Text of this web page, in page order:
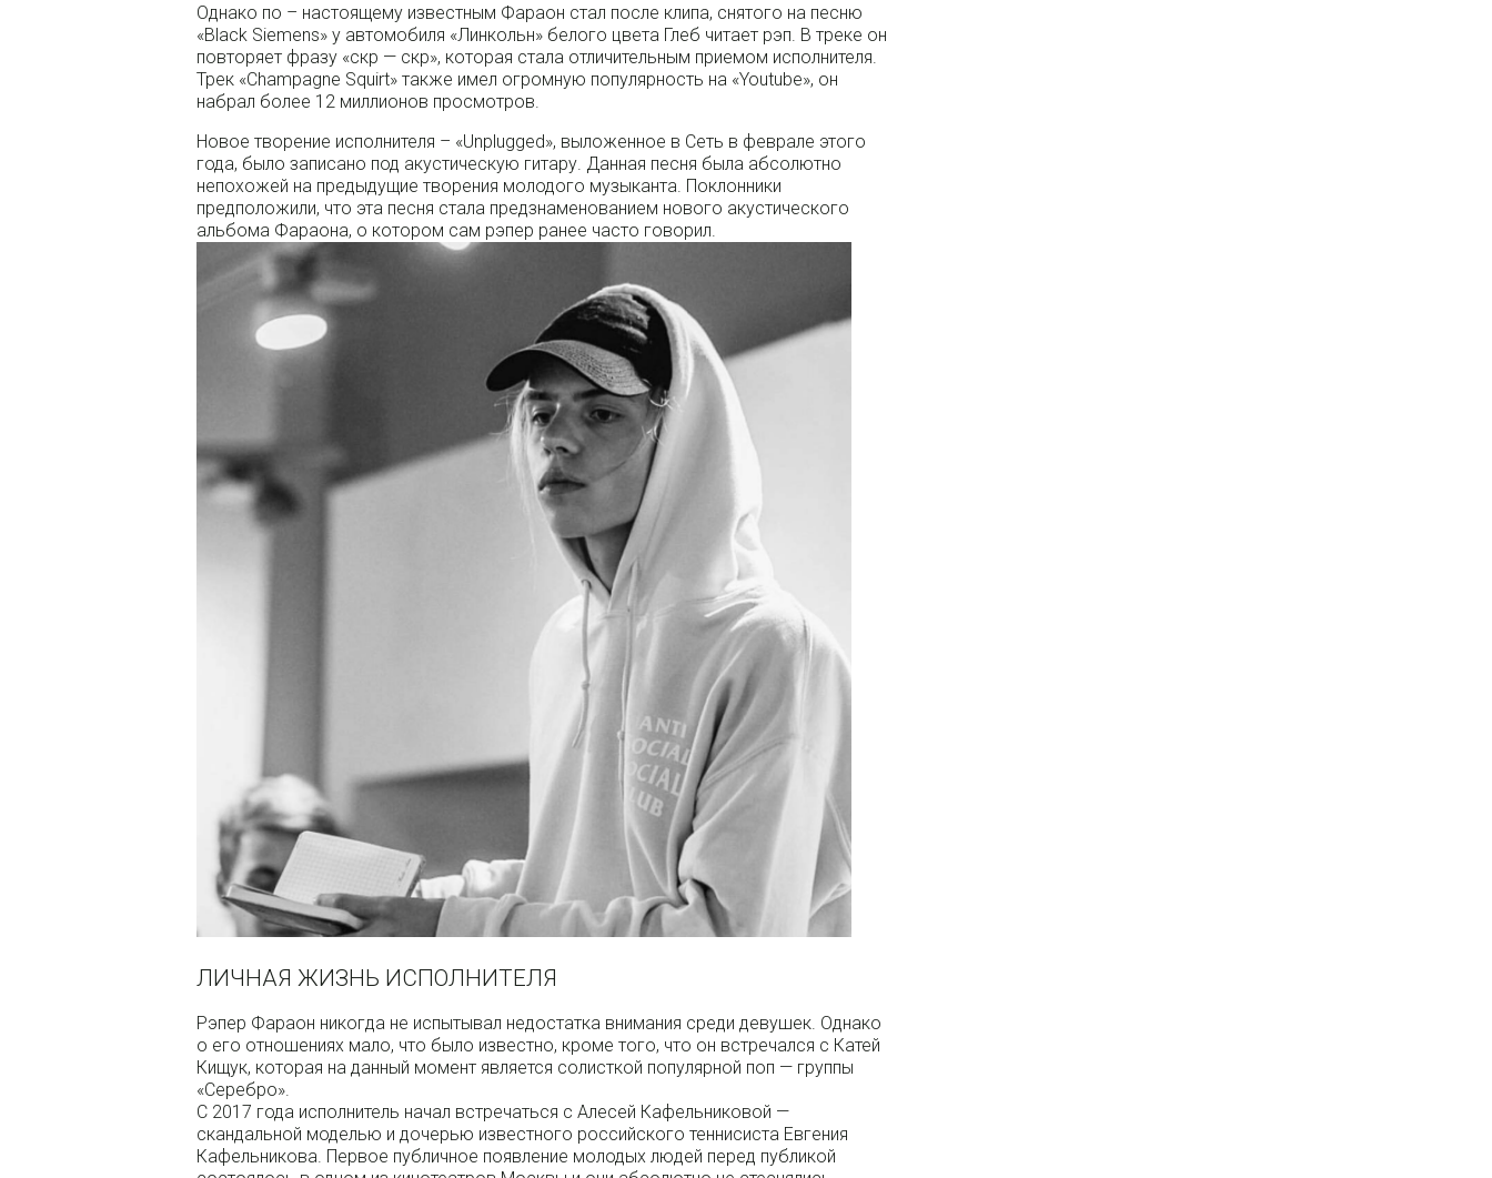
Однако по – настоящему известным Фараон стал после клипа, снятого на песню
«Black Siemens» у автомобиля «Линкольн» белого цвета Глеб читает рэп. В треке он
повторяет фразу «скр — скр», которая стала отличительным приемом исполнителя.
Трек «Champagne Squirt» также имел огромную популярность на «Youtube», он
набрал более 12 миллионов просмотров.
Новое творение исполнителя – «Unplugged», выложенное в Сеть в феврале этого
года, было записано под акустическую гитару. Данная песня была абсолютно
непохожей на предыдущие творения молодого музыканта. Поклонники
предположили, что эта песня стала предзнаменованием нового акустического
альбома Фараона, о котором сам рэпер ранее часто говорил.
ЛИЧНАЯ ЖИЗНЬ ИСПОЛНИТЕЛЯ
Рэпер Фараон никогда не испытывал недостатка внимания среди девушек. Однако
о его отношениях мало, что было известно, кроме того, что он встречался с Катей
Кищук, которая на данный момент является солисткой популярной поп — группы
«Серебро».
С 2017 года исполнитель начал встречаться с Алесей Кафельниковой —
скандальной моделью и дочерью известного российского теннисиста Евгения
Кафельникова. Первое публичное появление молодых людей перед публикой